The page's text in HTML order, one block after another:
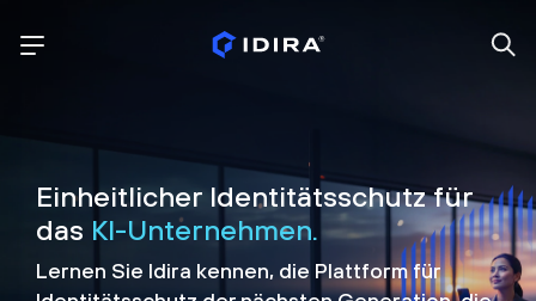
Einheitlicher Identitätsschutz für
das KI-Unternehmen.
Lernen Sie Idira kennen, die Plattformfür